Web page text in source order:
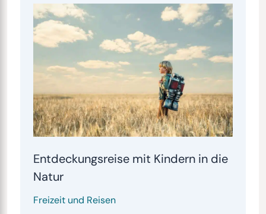
Entdeckungsreise mit Kindern in die
Natur
Freizeit und Reisen